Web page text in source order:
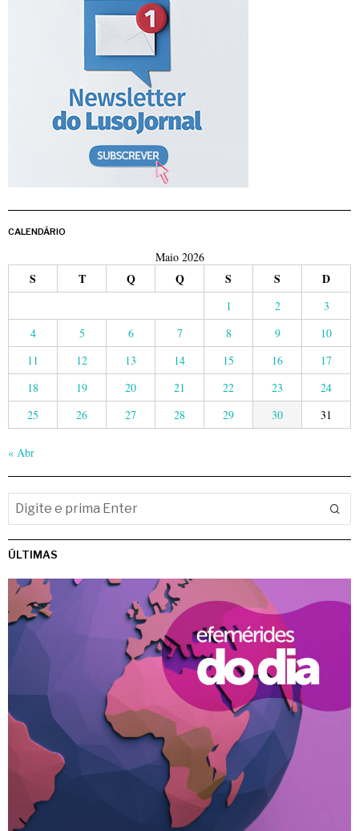
CALENDÁRIO
Maio 2026
S T Q Q S S D
1 2
3
4
5 6 7 8 9
10
11
12 13 14 15 16
17
18
19 20 21 22 23
24
25
26 27 28 29 30 31
« Abr
ÚLTIMAS